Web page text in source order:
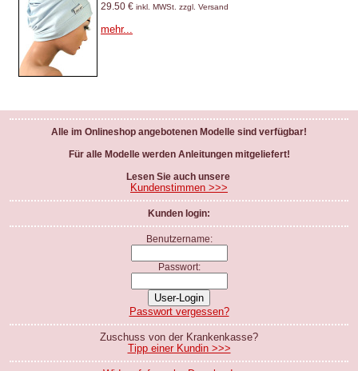
29.50 € inkl. MWSt. zzgl. Versand
mehr...
Alle im Onlineshop angebotenen Modelle sind verfügbar!
Für alle Modelle werden Anleitungen mitgeliefert!
Lesen Sie auch unsere
Kundenstimmen >>>
Kunden login:
Benutzername:
Passwort:
Passwort vergessen?
Zuschuss von der Krankenkasse?
Tipp einer Kundin >>>